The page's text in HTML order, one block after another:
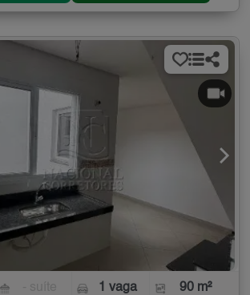
1 vaga 90 m²